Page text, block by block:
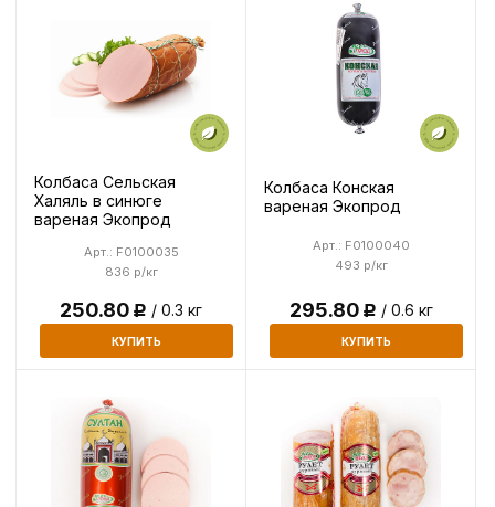
Колбаса Сельская
Халяль в синюге
вареная Экопрод
836 р/кг
Арт.: F0100035
250.80Р / 0.3 кг
КУПИТЬ
Колбаса Конская
вареная Экопрод
493 р/кг
Арт.: F0100040
295.80Р / 0.6 кг
КУПИТЬ